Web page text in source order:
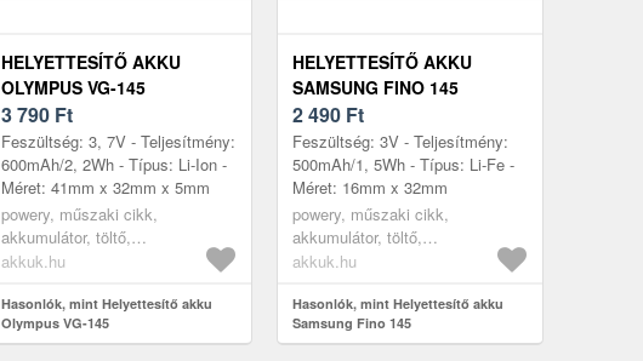
HELYETTESÍTŐ AKKU
OLYMPUS VG-145
3 790 Ft
Feszültség: 3, 7V - Teljesítmény:
600mAh/2, 2Wh - Típus: Li-Ion -
Méret: 41mm x 32mm x 5mm
powery, műszaki cikk,
akkumulátor, töltő,
digitáliskamera akkumulátor
akkuk.hu
Hasonlók, mint Helyettesítő akku
Olympus VG-145
HELYETTESÍTŐ AKKU
SAMSUNG FINO 145
2 490 Ft
Feszültség: 3V - Teljesítmény:
500mAh/1, 5Wh - Típus: Li-Fe -
Méret: 16mm x 32mm
powery, műszaki cikk,
akkumulátor, töltő,
digitáliskamera akkumulátor
akkuk.hu
Hasonlók, mint Helyettesítő akku
Samsung Fino 145